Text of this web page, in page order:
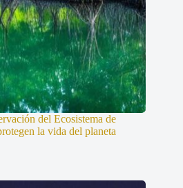
del Ecosistema de
la vida del planeta